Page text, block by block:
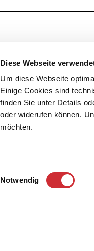
Diese Webseite
Um diese Webseite
Einige Cookies sind
finden Sie unter Details
oder widerufen können.
möchten.
Einwilligungsauswahl
Notwendig
Impressum